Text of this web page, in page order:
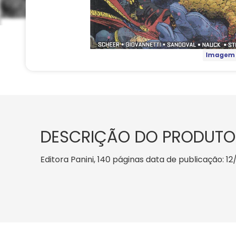
DESCRIÇÃO DO PRODUTO
Editora Panini, 140 páginas data de publicação: